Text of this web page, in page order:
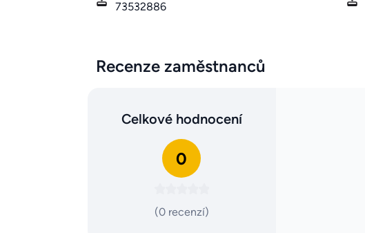
73532886
Recenze zaměstnanců
Celkové hodnocení
0
(0 recenzí)